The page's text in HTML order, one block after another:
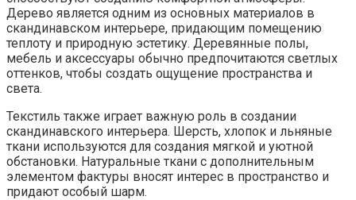
Дерево является одним из основных материалов в
скандинавском интерьере, придающим помещению
теплоту и природную эстетику. Деревянные полы,
мебель и аксессуары обычно предпочитаются светлых
оттенков, чтобы создать ощущение пространства и
света.
Текстиль также играет важную роль в создании
скандинавского интерьера. Шерсть, хлопок и льняные
ткани используются для создания мягкой и уютной
обстановки. Натуральные ткани с дополнительным
элементом фактуры вносят интерес в пространство и
придают особый шарм.